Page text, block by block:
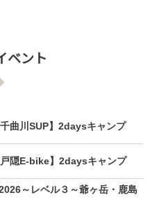
ベント
千曲川SUP】2daysキャンプ
戸隠E-bike】2daysキャンプ
～レベル３～爺ヶ岳・鹿島